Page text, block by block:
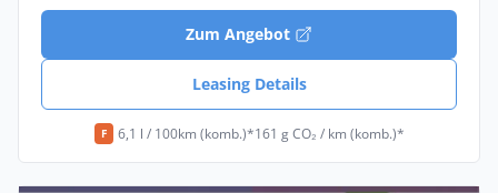
Zum Angebot
Leasing Details
F 6,1 l / 100km (komb.)*161 g CO₂ / km (komb.)*